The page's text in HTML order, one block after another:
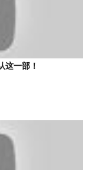
这一部！